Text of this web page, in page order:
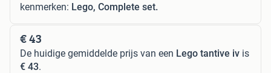
kenmerken: Lego, Complete set.
€ 43
De huidige gemiddelde prijs van een Lego tantive iv is
€ 43.